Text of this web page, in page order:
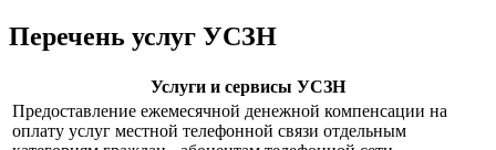
Перечень услуг УСЗН
Услуги и сервисы УСЗН
Предоставление ежемесячной денежной компенсации на
оплату услуг местной телефонной связи отдельным